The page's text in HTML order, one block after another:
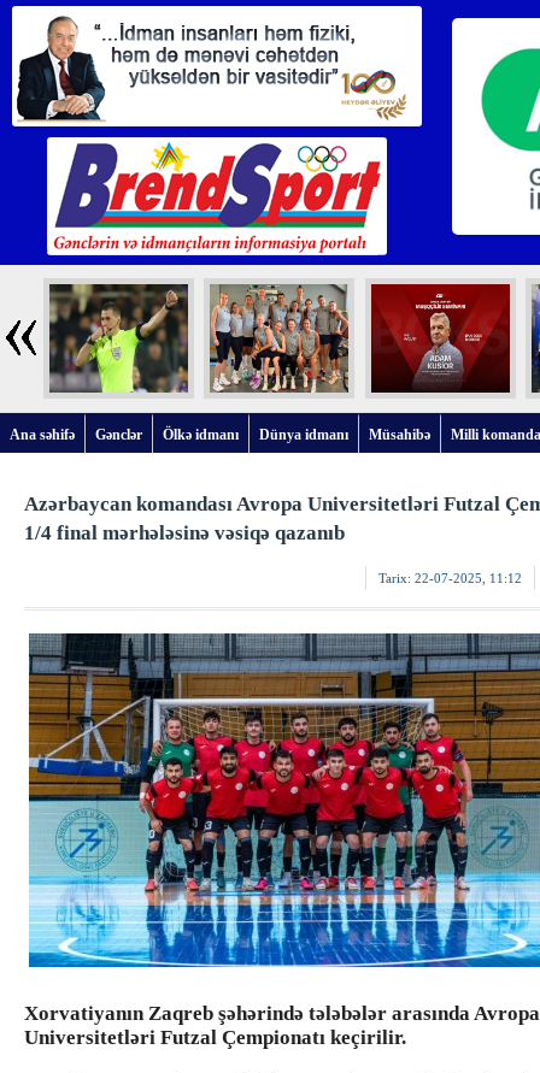
Ana səhifə Gənclər Ölkə idmanı Dünya idmanı Müsahibə Milli
Azərbaycan komandası Avropa Universitetləri Futzal
1/4 final mərhələsinə vəsiqə qazanıb
Tarix: 22-07-2025, 11:12
Xorvatiyanın Zaqreb şəhərində tələbələr arasında Avropa
Universitetləri Futzal Çempionatı keçirilir.